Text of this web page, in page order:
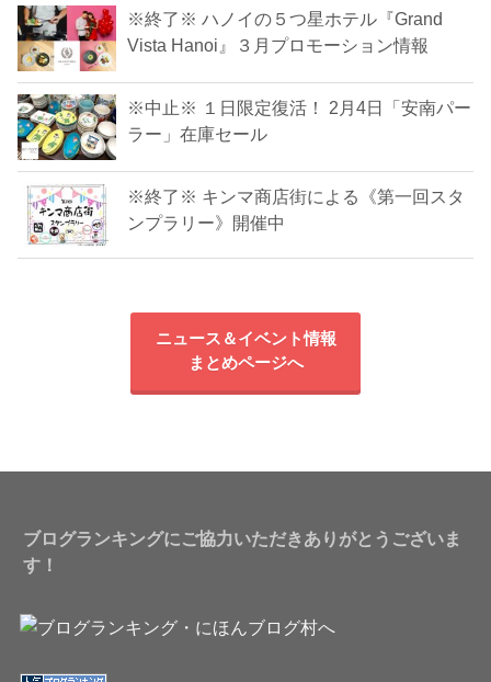
※終了※ ハノイの５つ星ホテル『Grand
Vista Hanoi』３月プロモーション情報
※中止※ １日限定復活！ 2月4日「安南パー
ラー」在庫セール
※終了※ キンマ商店街による《第一回スタ
ンプラリー》開催中
ニュース＆イベント情報
まとめページへ
ブログランキングにご協力いただきありがとうございま
す！